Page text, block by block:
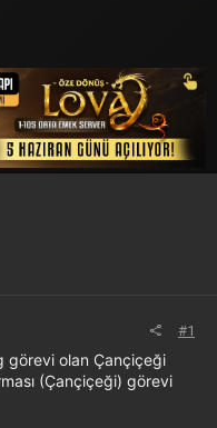
#1
görevi olan Çançiçeği
(Çançiçeği) görevi